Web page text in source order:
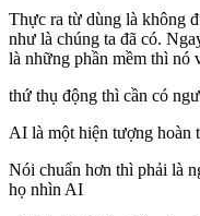
Thực ra từ dùng là không
như là chúng ta đã có.
là những phần mềm thì nó
thứ thụ động thì cần có
AI là một hiện tượng hoàn
Nói chuẩn hơn thì phải là
họ nhìn AI